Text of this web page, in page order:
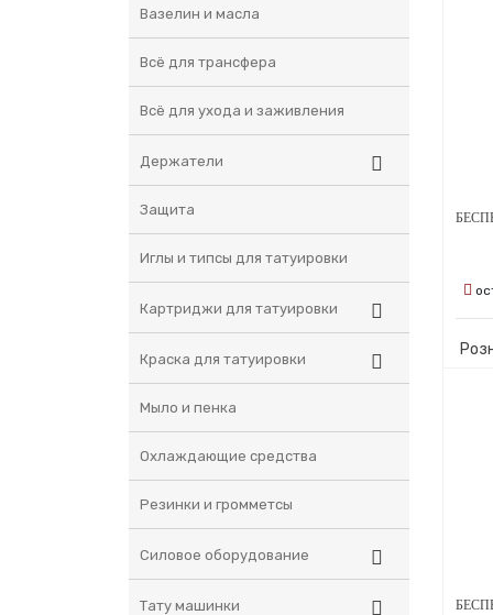
Вазелин и масла
Всё для трансфера
Всё для ухода и заживления
Держатели
Защита
Иглы и типсы для татуировки
Картриджи для татуировки
Краска для татуировки
Мыло и пенка
Охлаждающие средства
Резинки и громметсы
Силовое оборудование
Тату машинки